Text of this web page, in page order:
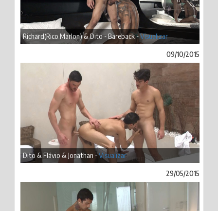
Richard(Rico Marlon) & Dito - Bareback -Visualizar
09/10/2015
Dito & Flávio & Jonathan -Visualizar
29/05/2015